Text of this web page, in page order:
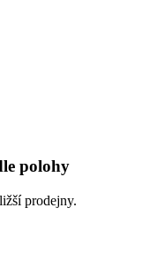
polohy
prodejny.